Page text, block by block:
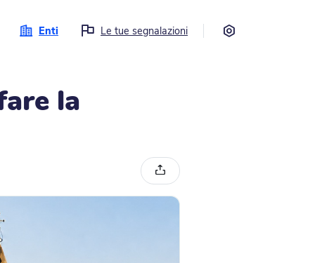
Enti Le tue segnalazioni
la
Condividi